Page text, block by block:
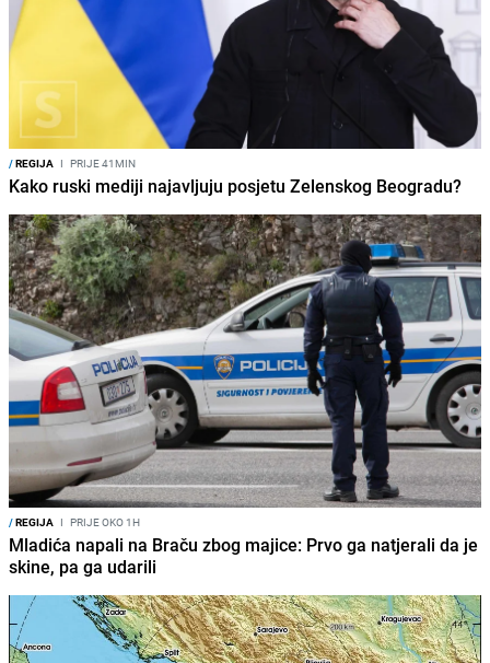
/REGIJA I PRIJE 41MIN
Kako ruski mediji najavljuju posjetu Zelenskog Beogradu?
/REGIJA I PRIJE OKO 1H
Mladića napali na Braču zbog majice: Prvo ga natjerali da je
skine, pa ga udarili